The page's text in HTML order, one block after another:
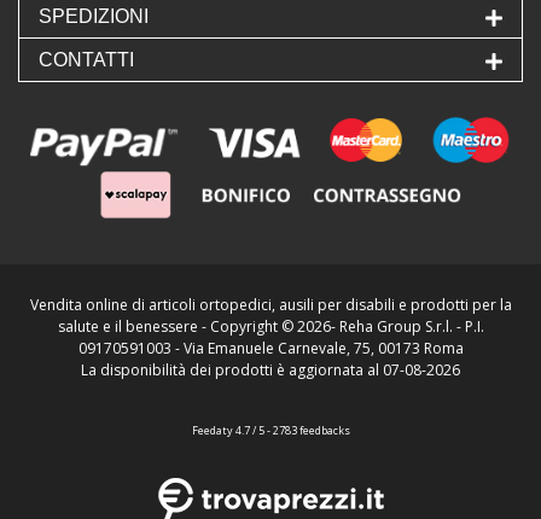
SPEDIZIONI
CONTATTI
Vendita online di articoli ortopedici, ausili per disabili e prodotti per la
salute e il benessere - Copyright ©2026- Reha Group S.r.l. - P.I.
09170591003 - Via Emanuele Carnevale, 75, 00173 Roma
La disponibilità dei prodotti è aggiornata al 07-08-2026
Feedaty4.7/ 5-2783feedbacks